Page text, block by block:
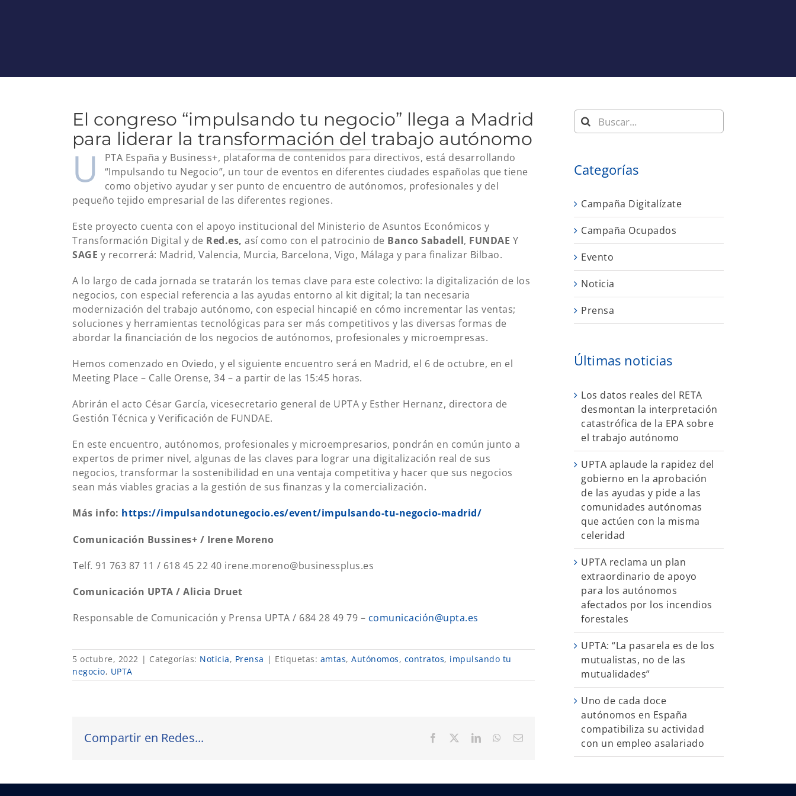
El congreso “impulsando tu negocio” llega a Madrid
para liderar la transformación del trabajo autónomo
U
PTA España y Business+, plataforma de contenidos para directivos, está desarrollando
“Impulsando tu Negocio”, un tour de eventos en diferentes ciudades españolas que tiene
como objetivo ayudar y ser punto de encuentro de autónomos, profesionales y del
pequeño tejido empresarial de las diferentes regiones.
Este proyecto cuenta con el apoyo institucional del Ministerio de Asuntos Económicos y
Transformación Digital y de Red.es, así como con el patrocinio de Banco Sabadell, FUNDAE Y
SAGE y recorrerá: Madrid, Valencia, Murcia, Barcelona, Vigo, Málaga y para finalizar Bilbao.
A lo largo de cada jornada se tratarán los temas clave para este colectivo: la digitalización de los
negocios, con especial referencia a las ayudas entorno al kit digital; la tan necesaria
modernización del trabajo autónomo, con especial hincapié en cómo incrementar las ventas;
soluciones y herramientas tecnológicas para ser más competitivos y las diversas formas de
abordar la financiación de los negocios de autónomos, profesionales y microempresas.
Hemos comenzado en Oviedo, y el siguiente encuentro será en Madrid, el 6 de octubre, en el
Meeting Place – Calle Orense, 34 – a partir de las 15:45 horas.
Abrirán el acto César García, vicesecretario general de UPTA y Esther Hernanz, directora de
Gestión Técnica y Verificación de FUNDAE.
En este encuentro, autónomos, profesionales y microempresarios, pondrán en común junto a
expertos de primer nivel, algunas de las claves para lograr una digitalización real de sus
negocios, transformar la sostenibilidad en una ventaja competitiva y hacer que sus negocios
sean más viables gracias a la gestión de sus finanzas y la comercialización.
Más info: https://impulsandotunegocio.es/event/impulsando-tu-negocio-madrid/
Comunicación Bussines+ / Irene Moreno
Telf. 91 763 87 11 / 618 45 22 40 irene.moreno@businessplus.es
Comunicación UPTA / Alicia Druet
Responsable de Comunicación y Prensa UPTA / 684 28 49 79 – comunicación@upta.es
5 octubre, 2022 | Categorías: Noticia, Prensa | Etiquetas: amtas, Autónomos, contratos, impulsando tu
negocio, UPTA
Compartir en Redes... Facebook LinkedInWhatsApp
Correo
Buscar:
Categorías
Campaña Digitalízate
Campaña Ocupados
Evento
Noticia
Prensa
Últimas noticias
Los datos reales del RETA
desmontan la interpretación
catastrófica de la EPA sobre
el trabajo autónomo
UPTA aplaude la rapidez del
gobierno en la aprobación
de las ayudas y pide a las
comunidades autónomas
que actúen con la misma
celeridad
UPTA reclama un plan
extraordinario de apoyo
para los autónomos
afectados por los incendios
forestales
UPTA: “La pasarela es de los
mutualistas, no de las
mutualidades”
Uno de cada doce
autónomos en España
compatibiliza su actividad
con un empleo asalariado